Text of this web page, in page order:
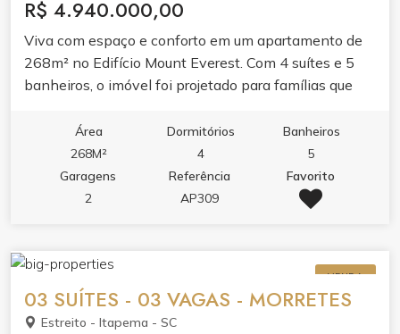
R$ 4.940.000,00
Viva com espaço e conforto em um apartamento de
268m² no Edifício Mount Everest. Com 4 suítes e 5
banheiros, o imóvel foi projetado para famílias que
com sala de estar e jantar, junto à sacada com
churrasqueira e varanda, cria ambientes perfeitos
para receber. A cozinha planejada em porcelanato e o
apartamento bem mobiliado refletem acabamento de
academia, salão de festas, espaço gourmet, sala de
jogos e brinquedoteca. Tudo para transformar sua
rotina em experiência.
Área
268M²
Dormitórios
4
Banheiros
5
Garagens
2
Referência
AP309
Favorito
VENDA
03 SUÍTES - 03 VAGAS - MORRETES
Estreito - Itapema - SC